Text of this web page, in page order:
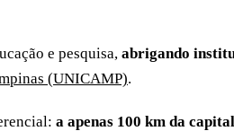
e pesquisa, abrigando
(UNICAMP).
a apenas 100 km da